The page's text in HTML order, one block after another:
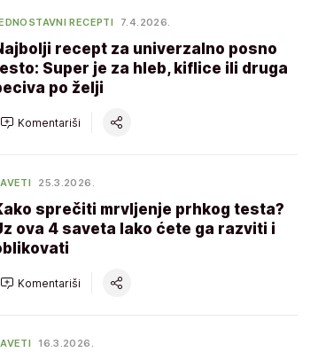
RECEPTI 7.4.2026.
recept za univerzalno posno
Super je za hleb, kiflice ili druga
po želji
Komentariši
25.3.2026.
sprečiti mrvljenje prhkog testa?
ova 4 saveta lako ćete ga razviti i
Komentariši
16.3.2026.